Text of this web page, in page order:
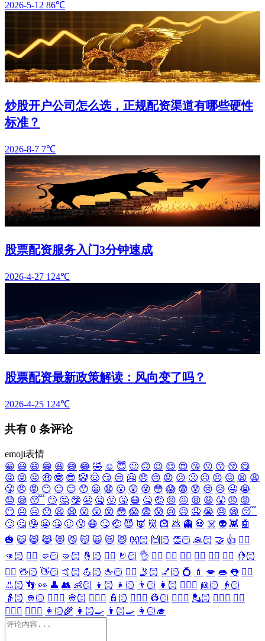
2026-5-12 86℃
炒股开户公司怎么选，正规配资渠道有哪些硬性
标准？
2026-8-7 7℃
股票配资服务入门3分钟速成
2026-4-27 124℃
股票配资最新政策解读：风向变了吗？
2026-4-25 124℃
共有 0 条评论
emoji表情
😀 😃 😄 😁 😆 😅 😂 🤣 ☺️ 😇 🙂 🙃 😉 😌 😍 😘 😗 😙 😚 😋
😜 😝 😛 🤑 🤓 😎 🤡 🤠 😏 😒 🤗 😞 😔 😟 😕 🙁 ☹️ 😣 😖 😫 😩
😤 😠 😡 😶 😐 😑 😯 😦 😧 😮 😲 😵 😳 😱 😨 😰 😢 😥 🤤 😭
😓 😪 😴 🙄 🤔 🤥 😬 🤐 🤢 🤧 😷 🤒 🤕 😣 😖 😫 😩 😤 😠 😡
😶 😐 😑 😯 😦 😧 😮 😲 😵 😳 😱 😨 😰 😢 😥 🤤 😭 😓 😪 😴
🙄 🤔 🤥 😬 🤐 🤢 🤧 😷 🤒 🤕 😈 👿 👹 👺 💩 👻 💀 ☠️ 👽 👾 🤖
🎃 😺 😸 😹 😻 😼 😽 🙀 😿 😾 👐🏻 🙌🏻 👏🏻 🙏🏻 🤝 👍 👎🏻
👊🏻 ✊🏻 🤛🏻 🤜🏻 🤞🏻 ✌🏻 🤘🏻 👌 👈🏻 👉🏻 👆🏻 👇🏻 ☝🏻 ✋🏻 🤚🏻
🖐🏻 🖖🏻 👋🏻 🤙🏻 💪🏻 🖕🏻 ✍🏻 🤳🏻 💅🏻 💍 💄 💋 👄 👅 👂🏻
👃🏻 👣 👀 👤 👥 👶🏻 👦🏻 👧🏻 👨🏻 👩🏻 👱🏻‍♀️ 👱🏻
👴🏻
👵🏻 👲🏻 👳🏻‍♀️ 👳🏻 👮🏻‍♀️ 👮🏻 👷🏻‍♀️ 👷🏻 💂🏻‍♀️ 💂🏻 🕵🏻‍♀️ 🕵🏻
👩🏻‍⚕️ 👨🏻‍⚕️ 👩🏻‍🌾 👩🏻‍🍳 👨🏻‍🍳 👩🏻‍🎓